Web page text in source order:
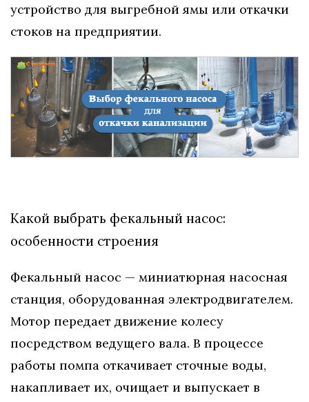
устройство для выгребной ямы или откачки
стоков на предприятии.
Какой выбрать фекальный насос:
особенности строения
Фекальный насос — миниатюрная насосная
станция, оборудованная электродвигателем.
Мотор передает движение колесу
посредством ведущего вала. В процессе
работы помпа откачивает сточные воды,
накапливает их, очищает и выпускает в